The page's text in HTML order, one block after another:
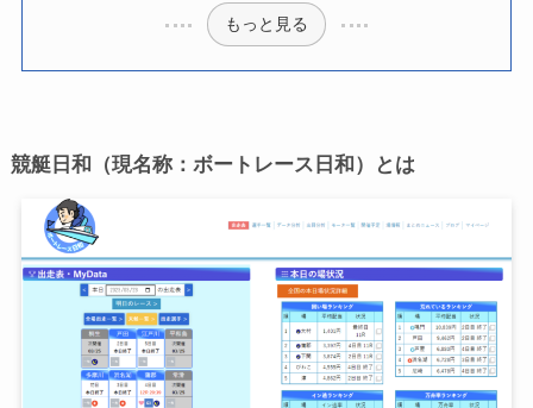
もっと見る
競艇日和（現名称：ボートレース日和）とは